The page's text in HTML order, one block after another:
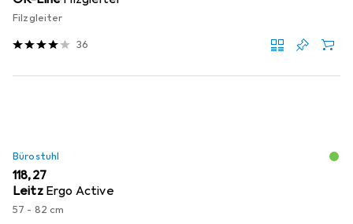
Filzgleiter
36
Bürostuhl
EUR
118,27
Leitz Ergo Active
57 - 82 cm